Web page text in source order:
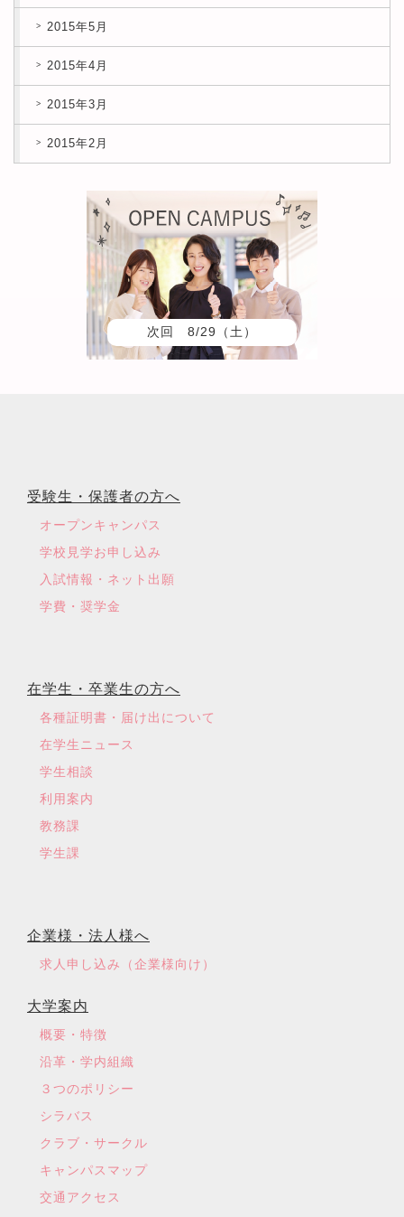
2015年5月
2015年4月
2015年3月
2015年2月
次回 8/29（土）
受験生・保護者の方へ
オープンキャンパス
学校見学お申し込み
入試情報・ネット出願
学費・奨学金
在学生・卒業生の方へ
各種証明書・届け出について
在学生ニュース
学生相談
利用案内
教務課
学生課
企業様・法人様へ
求人申し込み（企業様向け）
大学案内
概要・特徴
沿革・学内組織
３つのポリシー
シラバス
クラブ・サークル
キャンパスマップ
交通アクセス